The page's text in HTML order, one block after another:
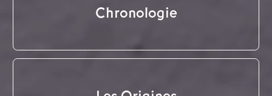
Chronologie